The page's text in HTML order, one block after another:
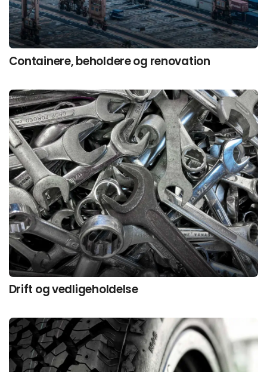
Containere, beholdere og renovation
Drift og vedligeholdelse